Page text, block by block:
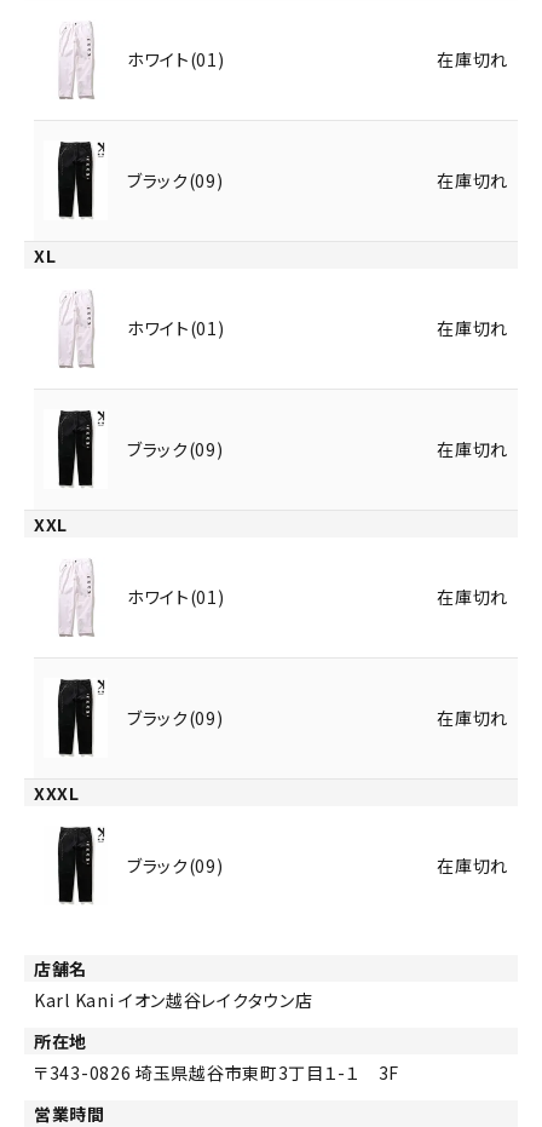
ホワイト(01) 在庫切れ
ブラック(09) 在庫切れ
XL
ホワイト(01) 在庫切れ
ブラック(09) 在庫切れ
XXL
ホワイト(01) 在庫切れ
ブラック(09) 在庫切れ
XXXL
ブラック(09) 在庫切れ
店舗名
Karl Kani イオン越谷レイクタウン店
所在地
343-0826 埼玉県越谷市東町3丁目１-１ 3F
営業時間